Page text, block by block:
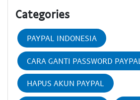
Categories
PAYPAL INDONESIA
CARA GANTI PASSWORD PAYPAL
HAPUS AKUN PAYPAL